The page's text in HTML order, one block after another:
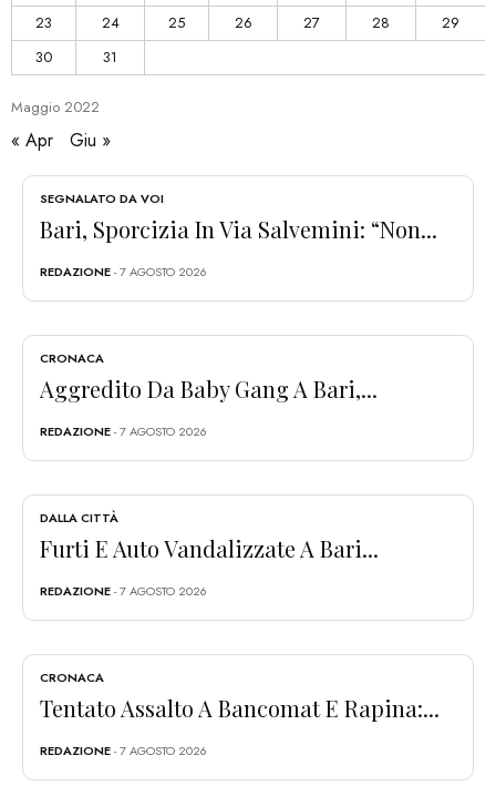
Maggio 2022
23
24 25 26 27 28
29
30
31
« Apr Giu »
SEGNALATO DA VOI
Bari, Sporcizia In Via Salvemini: “Non...
REDAZIONE- 7 AGOSTO 2026
CRONACA
Aggredito Da Baby Gang A Bari,...
REDAZIONE- 7 AGOSTO 2026
DALLA CITTÀ
Furti E Auto Vandalizzate A Bari...
REDAZIONE- 7 AGOSTO 2026
CRONACA
Tentato Assalto A Bancomat E Rapina:...
REDAZIONE- 7 AGOSTO 2026